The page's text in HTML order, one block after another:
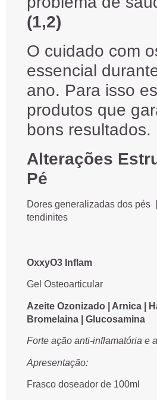
(1,2)
O cuidado com
essencial
ano. Para isso
produtos que
bons resultados.
Alterações
Pé
Dores generalizadas dos pés
tendinites
OxxyO3 Inflam
Gel Osteoarticular
Azeite Ozonizado | Arnica |
Bromelaina | Glucosamina
Forte ação anti-inflamatória e
Apresentação:
Frasco doseador de 100ml